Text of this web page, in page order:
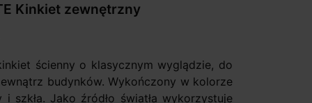
Kinkiet zewnętrzny
ścienny o klasycznym wyglądzie, do
budynków. Wykończony w kolorze
i szkła. Jako źródło światła wykorzystuje